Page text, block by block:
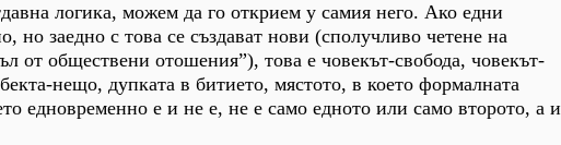
логика, можем да го открием у самия него. Ако едни
но заедно с това се създават нови (сполучливо четене на
от обществени отошения”), това е човекът-свобода, човекът-
нещо, дупката в битието, мястото, в което формалната
едновременно е и не е, не е само едното или само второто, а и